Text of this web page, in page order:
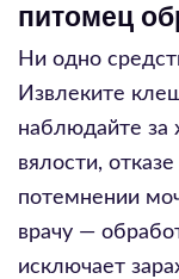
питомец
Ни одно
Извлеките
наблюдайте
вялости,
потемнении
врачу —
исключает